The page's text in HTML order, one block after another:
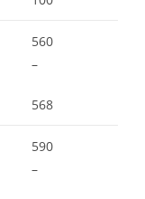
560
–
568
590
–